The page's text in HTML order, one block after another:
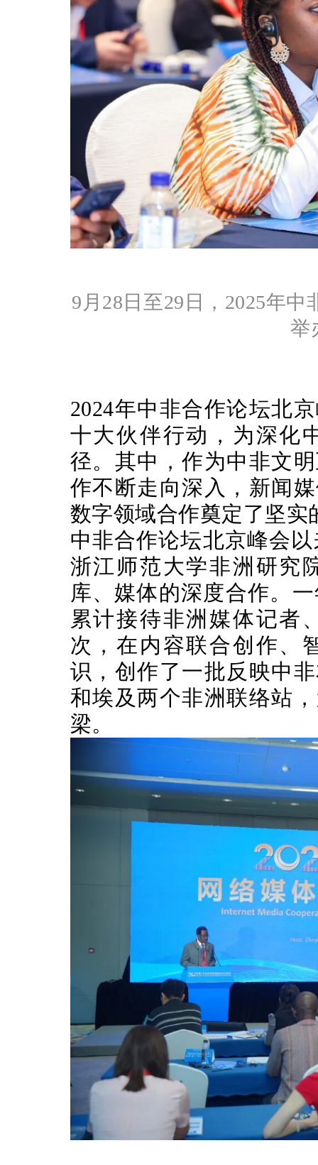
9月28日至29日，2025年
举
2024年中非合作论坛北
十大伙伴行动，为深化
径。其中，作为中非文
作不断走向深入，新闻
数字领域合作奠定了坚实
中非合作论坛北京峰会
浙江师范大学非洲研究
库、媒体的深度合作。
累计接待非洲媒体记者
次，在内容联合创作、
识，创作了一批反映中
和埃及两个非洲联络站
梁。